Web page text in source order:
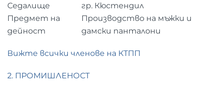
Седалище
гр. Кюстендил
Предмет на
дейност
Производство на мъжки и
дамски панталони
Вижте всички членове на КТПП
2. ПРОМИШЛЕНОСТ